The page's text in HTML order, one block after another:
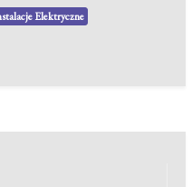
Elektryczne